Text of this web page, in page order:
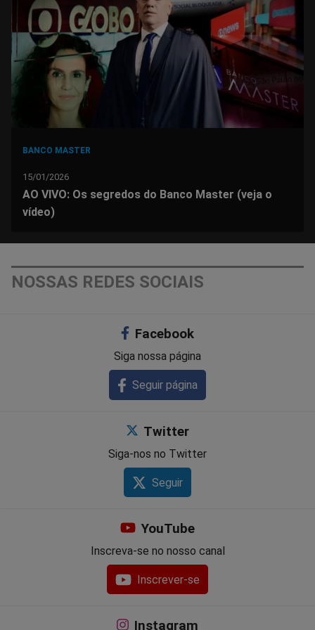
FacebookWhatsappTwitterMessengerTelegramGettr
BANCO MASTER
15/01/2026
AO VIVO: Os segredos do Banco Master (veja o
vídeo)
NOSSAS REDES SOCIAIS
Facebook
Siga nossa página
Seguir página
Twitter
Siga-nos no Twitter
Seguir
YouTube
Inscreva-se no nosso canal
Inscrever-se
Instagram